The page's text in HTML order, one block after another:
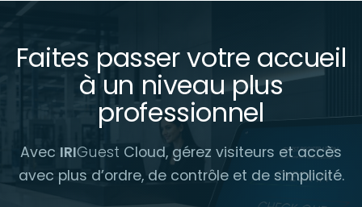
Faites passer votre accueil
à un niveau plus
professionnel
Avec IRIGuest Cloud, gérez visiteurs et accès
avec plus d’ordre, de contrôle et de simplicité.